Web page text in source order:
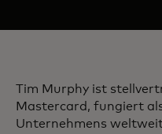
Tim Murphy ist
Mastercard, fungiert
Unternehmens